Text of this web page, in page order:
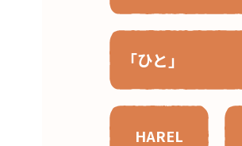
「ひと」
HAREL